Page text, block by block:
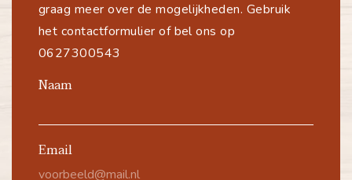
graag meer over de mogelijkheden. Gebruik
het contactformulier of bel ons op
0627300543
Naam
Email